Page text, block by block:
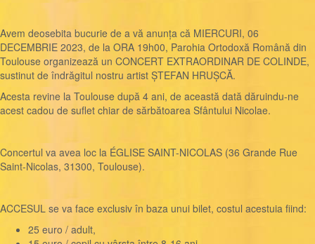
Avem deosebita bucurie de a vă anunța că MIERCURI, 06
DECEMBRIE 2023, de la ORA 19h00, Parohia Ortodoxă Română din
Toulouse organizează un CONCERT EXTRAORDINAR DE COLINDE,
sustinut de îndrăgitul nostru artist ȘTEFAN HRUȘCĂ.
Acesta revine la Toulouse după 4 ani, de această dată dăruindu-ne
acest cadou de suflet chiar de sărbătoarea Sfântului Nicolae.
Concertul va avea loc la ÉGLISE SAINT-NICOLAS (36 Grande Rue
Saint-Nicolas, 31300, Toulouse).
ACCESUL se va face exclusiv în baza unui bilet, costul acestuia fiind:
25 euro / adult,